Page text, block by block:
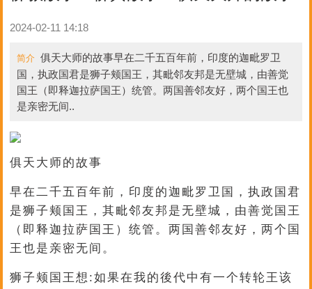
2024-02-11 14:18
简介 俱天大师的故事早在二千五百年前，印度的迦毗罗卫
国，执政国君是狮子颊国王，其毗邻友邦是无壁城，由善觉
国王（即释迦拉萨国王）统管。两国善邻友好，两个国王也
是亲密无间..
俱天大师的故事
早在二千五百年前，印度的迦毗罗卫国，执政国君
是狮子颊国王，其毗邻友邦是无壁城，由善觉国王
（即释迦拉萨国王）统管。两国善邻友好，两个国
王也是亲密无间。
狮子颊国王想:如果在我的後代中有一个转轮王该